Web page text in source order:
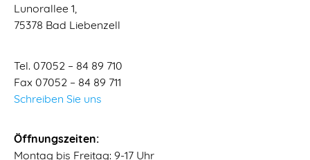
Lunorallee 1,
75378 Bad Liebenzell
Tel. 07052 – 84 89 710
Fax 07052 – 84 89 711
Schreiben Sie uns
Öffnungszeiten:
Montag bis Freitag: 9-17 Uhr